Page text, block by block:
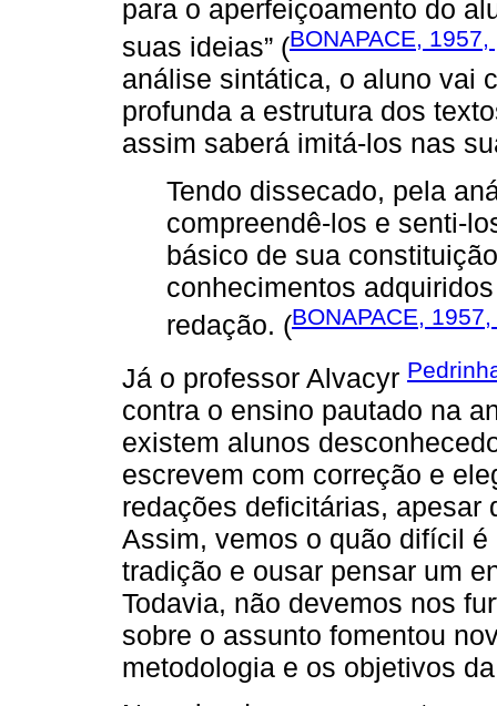
para o aperfeiçoamento do
suas ideias” (BONAPACE, 1957,
análise sintática, o aluno vai
profunda a estrutura dos
assim saberá imitá-los nas
Tendo dissecado, pela
compreendê-los e senti-
básico de sua
conhecimentos
redação. (BONAPACE,
Já o professor Alvacyr
contra o ensino pautado na
existem alunos
escrevem com correção e
redações deficitárias, apesar
Assim, vemos o quão difícil
tradição e ousar pensar um
Todavia, não devemos nos
sobre o assunto fomentou
metodologia e os objetivos